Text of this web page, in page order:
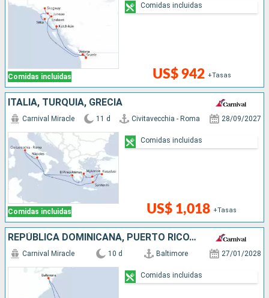
Comidas incluidas US$ 942 +Tasas
Comidas incluidas
ITALIA, TURQUÍA, GRECIA
Comidas incluidas
Carnival Miracle 11 d Civitavecchia - Roma 28/09/2027
US$ 1,018 +Tasas
Comidas incluidas
REPÚBLICA DOMINICANA, PUERTO RICO, SAN MARTÍN, ESTADOS UNIDOS
Carnival Miracle 10 d Baltimore 27/01/2028
Comidas incluidas